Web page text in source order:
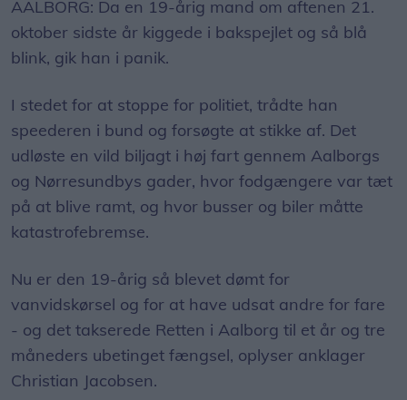
AALBORG: Da en 19-årig mand om aftenen 21.
oktober sidste år kiggede i bakspejlet og så blå
blink, gik han i panik.
I stedet for at stoppe for politiet, trådte han
speederen i bund og forsøgte at stikke af. Det
udløste en vild biljagt i høj fart gennem Aalborgs
og Nørresundbys gader, hvor fodgængere var tæt
på at blive ramt, og hvor busser og biler måtte
katastrofebremse.
Nu er den 19-årig så blevet dømt for
vanvidskørsel og for at have udsat andre for fare
- og det takserede Retten i Aalborg til et år og tre
måneders ubetinget fængsel, oplyser anklager
Christian Jacobsen.